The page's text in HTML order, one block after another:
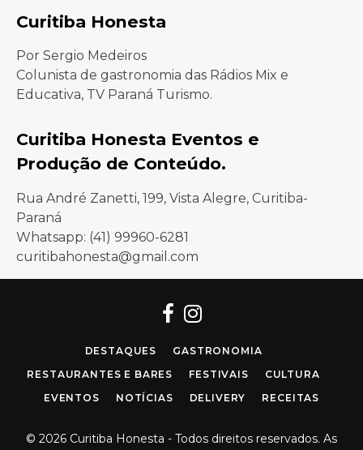
Curitiba Honesta
Por Sergio Medeiros
Colunista de gastronomia das Rádios Mix e
Educativa, TV Paraná Turismo.
Curitiba Honesta Eventos e
Produção de Conteúdo.
Rua André Zanetti, 199, Vista Alegre, Curitiba-
Paraná
Whatsapp: (41) 99960-6281
curitibahonesta@gmail.com
Facebook
Instagram
DESTAQUES
GASTRONOMIA
RESTAURANTES E BARES
FESTIVAIS
CULTURA
EVENTOS
NOTÍCIAS DELIVERY RECEITAS
© 2026 Curitiba Honesta - Todos direitos reservados. As